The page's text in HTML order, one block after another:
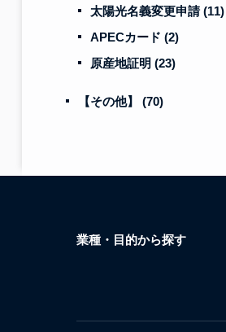
太陽光名義変更申請 (11)
APECカード (2)
原産地証明 (23)
【その他】 (70)
業種・目的から探す